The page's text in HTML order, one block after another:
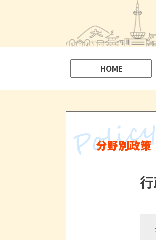
HOME
分野別政策